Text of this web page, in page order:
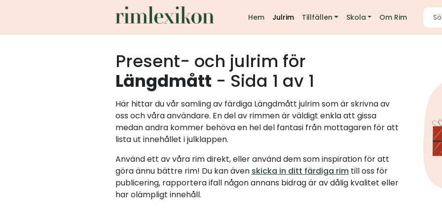
Hem Julrim Tillfällen Skola Om Rim
Present- och julrim för
Längdmått - Sida 1 av 1
Här hittar du vår samling av färdiga Längdmått julrim som är skrivna av
oss och våra användare. En del av rimmen är väldigt enkla att gissa
medan andra kommer behöva en hel del fantasi från mottagaren för att
lista ut innehållet i julklappen.
Använd ett av våra rim direkt, eller använd dem som inspiration för att
göra ännu bättre rim! Du kan även skicka in ditt färdiga rim till oss för
publicering, rapportera ifall någon annans bidrag är av dålig kvalitet eller
har olämpligt innehåll.